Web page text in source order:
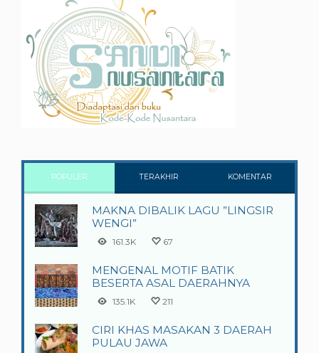
POPULER TERAKHIR KOMENTAR
MAKNA DIBALIK LAGU ”LINGSIR
WENGI”
161.3K 67
MENGENAL MOTIF BATIK
BESERTA ASAL DAERAHNYA
135.1K 211
CIRI KHAS MASAKAN 3 DAERAH
PULAU JAWA